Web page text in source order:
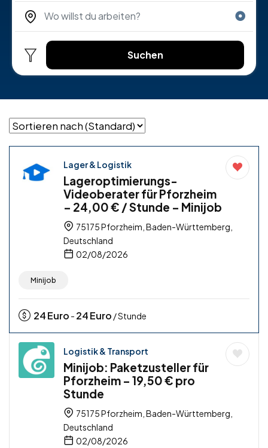
Suchen
Lager & Logistik
Lageroptimierungs-
Videoberater für Pforzheim
– 24,00 € / Stunde – Minijob
75175 Pforzheim, Baden-Württemberg,
Deutschland
02/08/2026
Minijob
24Euro - 24Euro / Stunde
Logistik & Transport
Minijob: Paketzusteller für
Pforzheim – 19,50 € pro
Stunde
75175 Pforzheim, Baden-Württemberg,
Deutschland
02/08/2026